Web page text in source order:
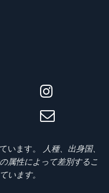
います。
人種、出身国、
属性によって差別するこ
います。